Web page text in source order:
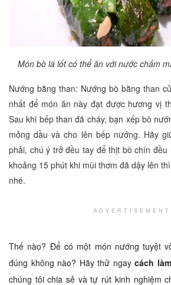
Món bò lá lốt có thể ăn với nước chấm
Nướng bằng than: Nướng bò bằng than
nhất để món ăn này đạt được hương vị
Sau khi bếp than đã cháy, bạn xếp bò
mỏng dầu và cho lên bếp nướng. Hãy
phải, chú ý trở đều tay để thịt bò chín đều
khoảng 15 phút khi mùi thơm đã dậy lên
nhé.
ADVERTISEMENT
Thế nào? Để có một món nướng tuyệt
đúng không nào? Hãy thử ngay cách
chúng tôi chia sẻ và tự rút kinh nghiệm